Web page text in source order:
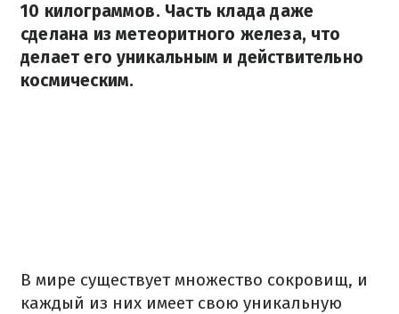
10 килограммов. Часть клада даже
сделана из метеоритного железа, что
делает его уникальным и действительно
космическим.
В мире существует множество сокровищ, и
каждый из них имеет свою уникальную